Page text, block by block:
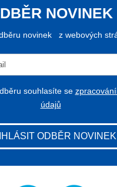
NOVINEK
novinek z webových
souhlasíte se
údajů
ODBĚR NOVINEK